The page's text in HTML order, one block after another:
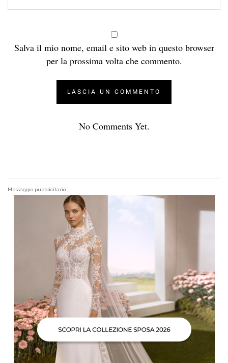
Salva il mio nome, email e sito web in questo browser
per la prossima volta che commento.
No Comments Yet.
Messaggio pubblicitario